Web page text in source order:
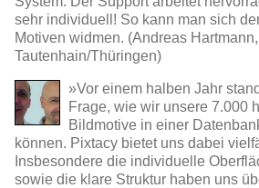
sehr individuell! So kann man sich
Motiven widmen. (Andreas Hartmann,
Tautenhain/Thüringen)
»Vor einem halben Jahr
Frage, wie wir unsere 7.000
Bildmotive in einer
können. Pixtacy bietet uns dabei
Insbesondere die individuelle
sowie die klare Struktur haben uns